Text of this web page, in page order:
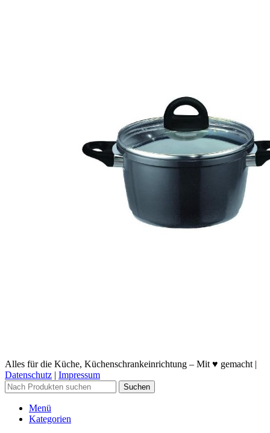
Alles für die Küche, Küchenschrankeinrichtung – Mit ♥ gemacht |
Datenschutz | Impressum
Suchen
Menü
Kategorien